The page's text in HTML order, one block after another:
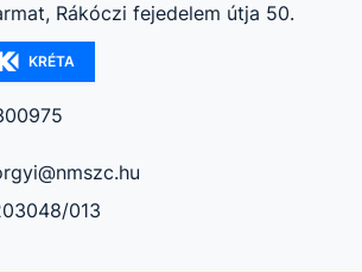
Rákóczi fejedelem útja 50.
KRÉTA
013